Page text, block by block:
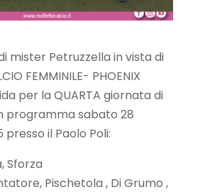
mister Petruzzella in vista di
FEMMINILE- PHOENIX
per la QUARTA giornata di
programma sabato 28
presso il Paolo Poli:
Sforza
Pischetola , Di Grumo ,